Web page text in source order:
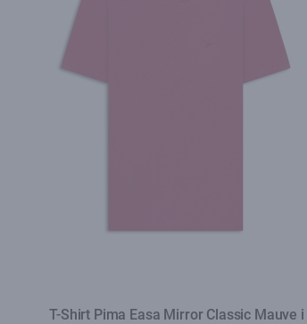
T-Shirt Pima Easa Mirror Classic Mauve i